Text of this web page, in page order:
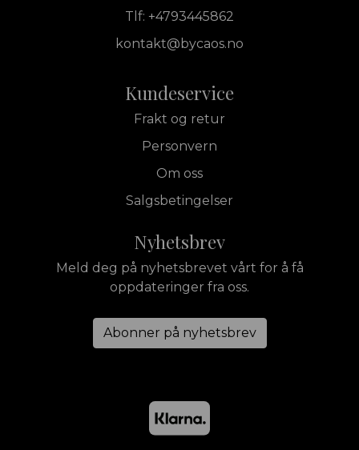
Tlf: +4793445862
kontakt@bycaos.no
Kundeservice
Frakt og retur
Personvern
Om oss
Salgsbetingelser
Nyhetsbrev
Meld deg på nyhetsbrevet vårt for å få
oppdateringer fra oss.
Abonner på nyhetsbrev